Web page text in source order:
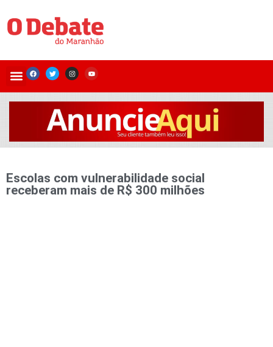
Escolas com vulnerabilidade social
receberam mais de R$ 300 milhões